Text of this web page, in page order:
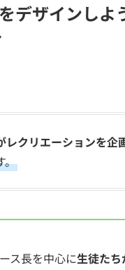
デザインしよ
レクリエーションを企
。
ス長を中心に生徒たち